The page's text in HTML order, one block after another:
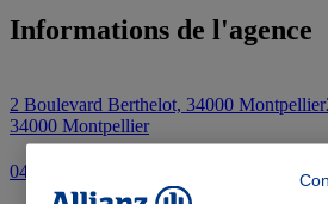
Informations de l'agence
2 Boulevard Berthelot, 34000 Montpellier
34000 Montpellier
04 67 66 40 60